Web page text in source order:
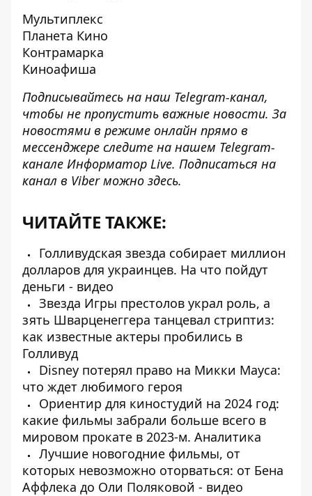
Мультиплекс
Планета Кино
Контрамарка
Киноафиша
Подписывайтесь на наш Telegram-канал,
чтобы не пропустить важные новости. За
новостями в режиме онлайн прямо в
мессенджере следите на нашем Telegram-
канале Информатор Live. Подписаться на
канал в Viber можно здесь.
ЧИТАЙТЕ ТАКЖЕ:
Голливудская звезда собирает миллион
долларов для украинцев. На что пойдут
деньги - видео
Звезда Игры престолов украл роль, а
зять Шварценеггера танцевал стриптиз:
как известные актеры пробились в
Голливуд
Disney потерял право на Микки Мауса:
что ждет любимого героя
Ориентир для киностудий на 2024 год:
какие фильмы забрали больше всего в
мировом прокате в 2023-м. Аналитика
Лучшие новогодние фильмы, от
которых невозможно оторваться: от Бена
Аффлека до Оли Поляковой - видео